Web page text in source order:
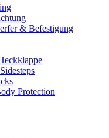
& Befestigung
Protection